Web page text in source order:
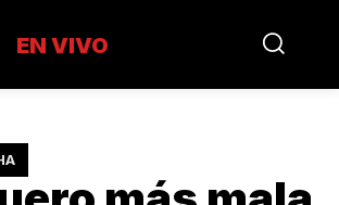
EN VIVO